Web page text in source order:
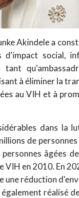
Akindele a
social,
à éliminer la
au VIH et à
dans la
de
âgées
en 2010. En
une réduction
réalisé